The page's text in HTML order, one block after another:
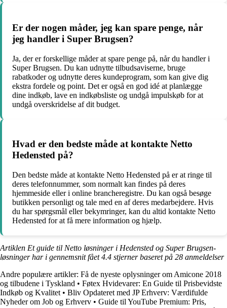
Er der nogen måder, jeg kan spare penge, når
jeg handler i Super Brugsen?
Ja, der er forskellige måder at spare penge på, når du handler i
Super Brugsen. Du kan udnytte tilbudsaviserne, bruge
rabatkoder og udnytte deres kundeprogram, som kan give dig
ekstra fordele og point. Det er også en god idé at planlægge
dine indkøb, lave en indkøbsliste og undgå impulskøb for at
undgå overskridelse af dit budget.
Hvad er den bedste måde at kontakte Netto
Hedensted på?
Den bedste måde at kontakte Netto Hedensted på er at ringe til
deres telefonnummer, som normalt kan findes på deres
hjemmeside eller i online brancheregistre. Du kan også besøge
butikken personligt og tale med en af deres medarbejdere. Hvis
du har spørgsmål eller bekymringer, kan du altid kontakte Netto
Hedensted for at få mere information og hjælp.
Artiklen Et guide til Netto løsninger i Hedensted og Super Brugsen-
løsninger har i gennemsnit fået4.4 stjerner baseret på 28 anmeldelser
Andre populære artikler: Få de nyeste oplysninger om Amicone 2018
og tilbudene i Tyskland • Føtex Hvidevarer: En Guide til Prisbevidste
Indkøb og Kvalitet • Bliv Opdateret med JP Erhverv: Værdifulde
Nyheder om Job og Erhverv • Guide til YouTube Premium: Pris,